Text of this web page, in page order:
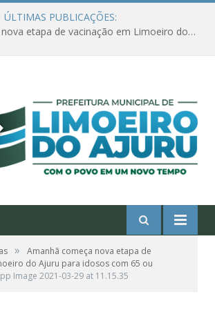
ÚLTIMAS PUBLICAÇÕES:
Amanhã começa nova etapa de vacinação em Limoeiro do Ajuru para idosos com 65 ou mais
»
Amanhã começa nova etapa de
do Ajuru para idosos com 65 ou
Image 2021-03-29 at 11.15.35